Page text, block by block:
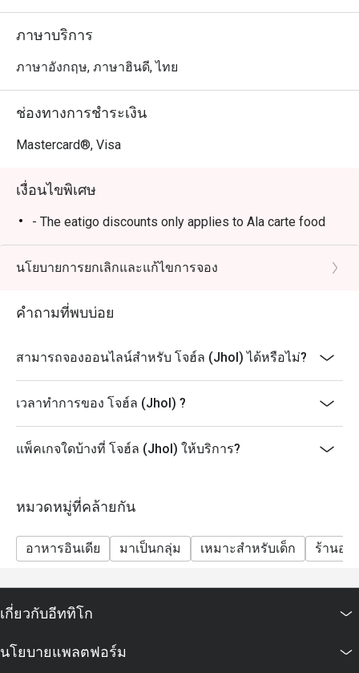
ภาษาบริการ
ภาษาอังกฤษ, ภาษาฮินดี, ไทย
ช่องทางการชำระเงิน
Mastercard®, Visa
เงื่อนไขพิเศษ
- The eatigo discounts only applies to Ala carte food
นโยบายการยกเลิกและแก้ไขการจอง
คำถามที่พบบ่อย
สามารถจองออนไลน์สำหรับ โจฮ์ล (Jhol) ได้หรือไม่?
เวลาทำการของ โจฮ์ล (Jhol) ?
แพ็คเกจใดบ้างที่ โจฮ์ล (Jhol) ให้บริการ?
หมวดหมู่ที่คล้ายกัน
อาหารอินเดีย มาเป็นกลุ่ม เหมาะสำหรับเด็ก ร้านอา
เกี่ยวกับอีททิโก
นโยบายแพลตฟอร์ม